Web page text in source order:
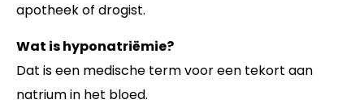
apotheek of drogist.
Wat is hyponatriëmie?
Dat is een medische term voor een tekort aan
natrium in het bloed.